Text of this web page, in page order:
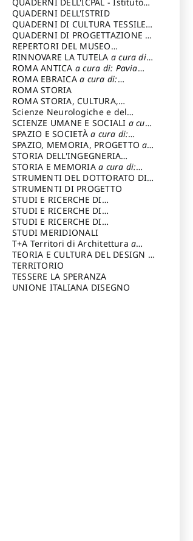
centrale per il restauro e la
conservazione del patrimonio
archivistico e librario
QUADERNI DELL'ISTRID
QUADERNI DI CULTURA TESSILEa
cura di: Crispolti Livia
QUADERNI DI PROGETTAZIONE a
cura di: Giura Longo Tommaso
REPERTORI DEL MUSEO
CENTRALE DEL RISORGIMENTOa
cura di: Pizzo Marco
RINNOVARE LA TUTELA a cura di:
Cicalò Enrico
ROMA ANTICA a cura di: Pavia
Carlo
ROMA EBRAICAa cura di:
Procaccia Claudio
ROMA STORIA
ROMA STORIA, CULTURA,
IMMAGINEa cura di: Fagiolo
Marcello
Scienze Neurologiche e del
Comportamento
SCIENZE UMANE E SOCIALI a cura
di: Iannizzi Salvatore
SPAZIO E SOCIETÀa cura di:
Cassetti Roberto
SPAZIO, MEMORIA, PROGETTOa
cura di: Rossi Massimo
STORIA DELL'INGEGNERIA
STRUTTURALE IN ITALIAa cura di:
Poretti Sergio
STORIA E MEMORIAa cura di:
Rossi Lauro
STRUMENTI DEL DOTTORATO DI
RICERCA IN RILIEVO E
RAPPRESENTAZIONE
DELL’ARCHITETTURA E
DELL’AMBIENTEa cura di: Migliari
Riccardo
STRUMENTI DI PROGETTO
STUDI E RICERCHE DI
ARCHEOLOGIA IN SICILIA
di: Pelagatti Paola
STUDI E RICERCHE DI
ARCHITETTURA del Dipartimento
di Architettura Università degli
Studi G. d' Annunzio
STUDI E RICERCHE DI
ARCHITETTURA del Dipartimento
di Architettura Università degli
Studi G. d' Annunzio, Chieti-
Pescaraa cura di: Fusero Paolo
STUDI MERIDIONALI
T+A Territori di Architetturaa
cura di: Ramazzotti Luigi
TEORIA E CULTURA DEL DESIGN a
cura di: Furlanis Giuseppe
TERRITORIO
TESSERE LA SPERANZA
UNIONE ITALIANA DISEGNO